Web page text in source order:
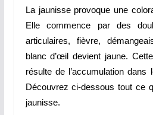
La jaunisse provoque une
Elle commence par des
articulaires, fièvre,
blanc d’œil devient jaune.
résulte de l’accumulation dans
Découvrez ci-dessous tout ce
jaunisse.